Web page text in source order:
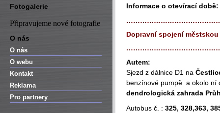
Fotogalerie
Připravujeme nové fotografie
O nás
O nás
O webu
Kontakt
Reklama
Pro partnery
Informace o otevírací době:
Dopravní spojení
Autem:
Sjezd z dálnice D1 na
benzínové pumpě a okolo ní
dendrologická zahrada
Autobus č. : 325, 328,363,